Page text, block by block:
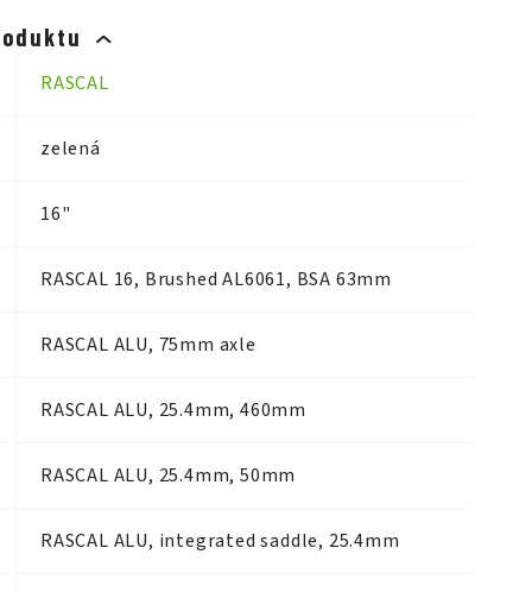
RASCAL
zelená
16"
RASCAL 16, Brushed AL6061, BSA 63mm
RASCAL ALU, 75mm axle
RASCAL ALU, 25.4mm, 460mm
RASCAL ALU, 25.4mm, 50mm
RASCAL ALU, integrated saddle, 25.4mm